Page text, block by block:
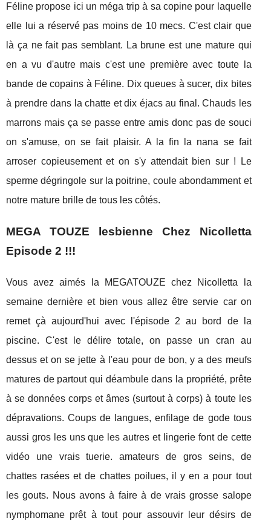
Féline propose ici un méga trip à sa copine pour laquelle
elle lui a réservé pas moins de 10 mecs. C'est clair que
là ça ne fait pas semblant. La brune est une mature qui
en a vu d'autre mais c'est une première avec toute la
bande de copains à Féline. Dix queues à sucer, dix bites
à prendre dans la chatte et dix éjacs au final. Chauds les
marrons mais ça se passe entre amis donc pas de souci
on s'amuse, on se fait plaisir. A la fin la nana se fait
arroser copieusement et on s'y attendait bien sur ! Le
sperme dégringole sur la poitrine, coule abondamment et
notre mature brille de tous les côtés.
MEGA TOUZE lesbienne Chez Nicolletta
Episode 2 !!!
Vous avez aimés la MEGATOUZE chez Nicolletta la
semaine dernière et bien vous allez être servie car on
remet çà aujourd'hui avec l'épisode 2 au bord de la
piscine. C'est le délire totale, on passe un cran au
dessus et on se jette à l'eau pour de bon, y a des meufs
matures de partout qui déambule dans la propriété, prête
à se données corps et âmes (surtout à corps) à toute les
dépravations. Coups de langues, enfilage de gode tous
aussi gros les uns que les autres et lingerie font de cette
vidéo une vrais tuerie. amateurs de gros seins, de
chattes rasées et de chattes poilues, il y en a pour tout
les gouts. Nous avons à faire à de vrais grosse salope
nymphomane prêt à tout pour assouvir leur désirs de